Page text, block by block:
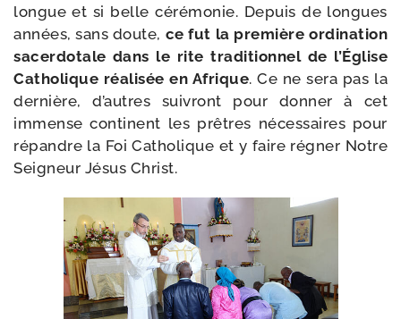
longue et si belle céré­mo­nie. Depuis de longues
années, sans doute, ce fut la pre­mière ordi­na­tion
sacer­do­tale dans le rite tra­di­tion­nel de l’Église
Catholique réa­li­sée en Afrique. Ce ne sera pas la
der­nière, d’autres sui­vront pour don­ner à cet
immense conti­nent les prêtres néces­saires pour
répandre la Foi Catholique et y faire régner Notre
Seigneur Jésus Christ.